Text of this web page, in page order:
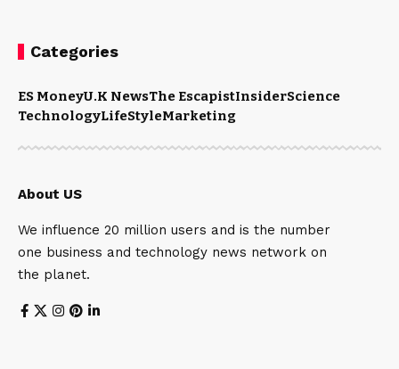
Categories
ES MoneyU.K NewsThe EscapistInsiderScience
TechnologyLifeStyleMarketing
About US
We influence 20 million users and is the number
one business and technology news network on
the planet.